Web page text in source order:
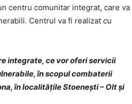
centru comunitar integrat, care va
Centrul va fi realizat cu
integrate, ce vor oferi servicii
în scopul combaterii
în localitățile Stoenești – Olt și